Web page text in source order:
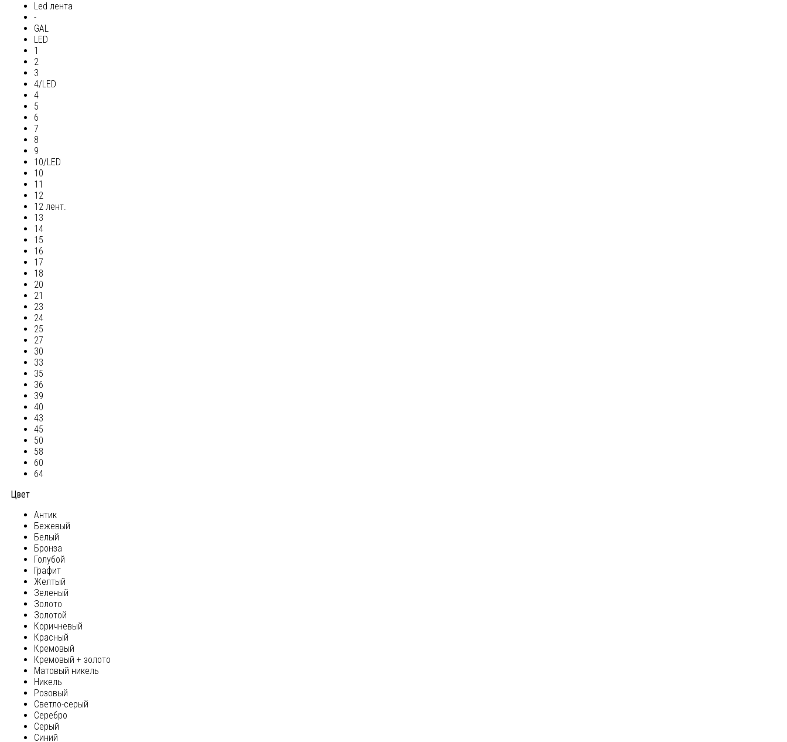
Led лента
-
GAL
LED
1
2
3
4/LED
4
5
6
7
8
9
10/LED
10
11
12
12 лент.
13
14
15
16
17
18
20
21
23
24
25
27
30
33
35
36
39
40
43
45
50
58
60
64
Цвет
Антик
Бежевый
Белый
Бронза
Голубой
Графит
Желтый
Зеленый
Золото
Золотой
Коричневый
Красный
Кремовый
Кремовый + золото
Матовый никель
Никель
Розовый
Светло-серый
Серебро
Серый
Синий